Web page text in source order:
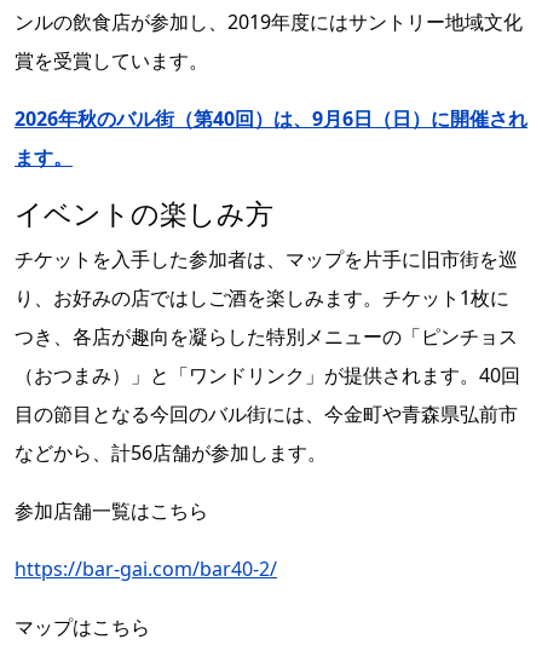
ンルの飲食店が参加し、2019年度にはサントリー地域文化
賞を受賞しています。
2026年秋のバル街（第40回）は、9月6日（日）に開催され
ます。
イベントの楽しみ方
チケットを入手した参加者は、マップを片手に旧市街を巡
り、お好みの店ではしご酒を楽しみます。チケット1枚に
つき、各店が趣向を凝らした特別メニューの「ピンチョス
（おつまみ）」と「ワンドリンク」が提供されます。40回
目の節目となる今回のバル街には、今金町や青森県弘前市
などから、計56店舗が参加します。
参加店舗一覧はこちら
https://bar-gai.com/bar40-2/
マップはこちら